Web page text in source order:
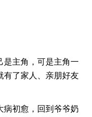
主角，可是主角一
有了家人、亲朋好友
初愈，回到爷爷奶